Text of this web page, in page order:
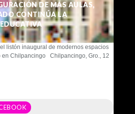
DE MÁS AULAS,
CONTINÚA LA
listón inaugural de modernos espacios
en Chilpancingo Chilpancingo, Gro., 12